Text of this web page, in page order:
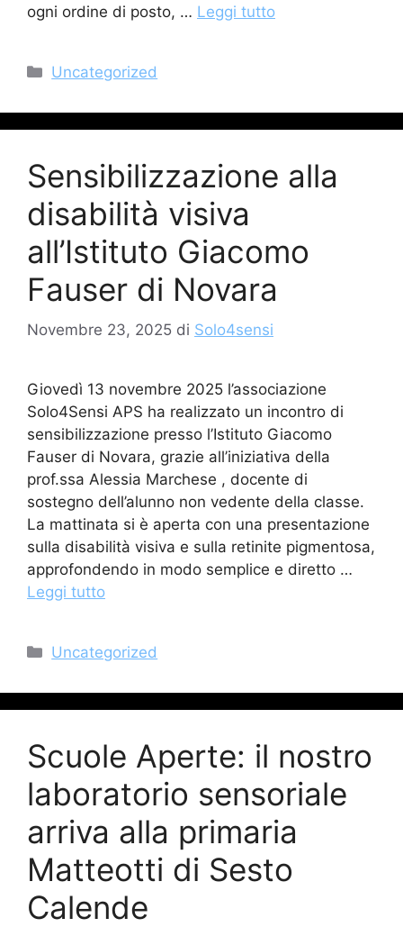
ogni ordine di posto, … Leggi tutto
Categorie
Uncategorized
Sensibilizzazione alla
disabilità visiva
all’Istituto Giacomo
Fauser di Novara
Novembre 23, 2025 di Solo4sensi
Giovedì 13 novembre 2025 l’associazione
Solo4Sensi APS ha realizzato un incontro di
sensibilizzazione presso l’Istituto Giacomo
Fauser di Novara, grazie all’iniziativa della
prof.ssa Alessia Marchese , docente di
sostegno dell’alunno non vedente della classe.
La mattinata si è aperta con una presentazione
sulla disabilità visiva e sulla retinite pigmentosa,
approfondendo in modo semplice e diretto …
Leggi tutto
Categorie
Uncategorized
Scuole Aperte: il nostro
laboratorio sensoriale
arriva alla primaria
Matteotti di Sesto
Calende